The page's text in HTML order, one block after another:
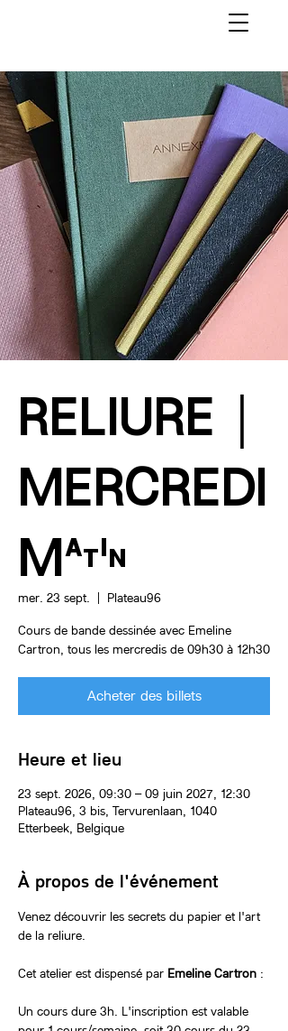
RELIURE｜
MERCREDI
MATIN
mer. 23 sept. Plateau96
Cours de bande dessinée avec Emeline
Cartron, tous les mercredis de 09h30 à 12h30
Acheter des billets
Heure et lieu
23 sept. 2026, 09:30 – 09 juin 2027, 12:30
Plateau96, 3 bis, Tervurenlaan, 1040
Etterbeek, Belgique
À propos de l'événement
Venez découvrir les secrets du papier et l'art
de la reliure.
Cet atelier est dispensé par Emeline Cartron :
Un cours dure 3h. L'inscription est valable